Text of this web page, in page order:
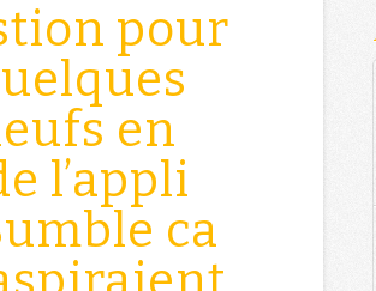
pour
en
l’appli
ca